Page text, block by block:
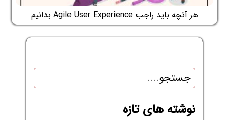
هر آنچه باید راجب Agile User Experience بدانیم
نوشته های تازه